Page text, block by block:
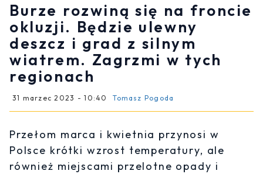
Burze rozwiną się na froncie
okluzji. Będzie ulewny
deszcz i grad z silnym
wiatrem. Zagrzmi w tych
regionach
31 marzec 2023 - 10:40 Tomasz Pogoda
Przełom marca i kwietnia przynosi w
Polsce krótki wzrost temperatury, ale
również miejscami przelotne opady i